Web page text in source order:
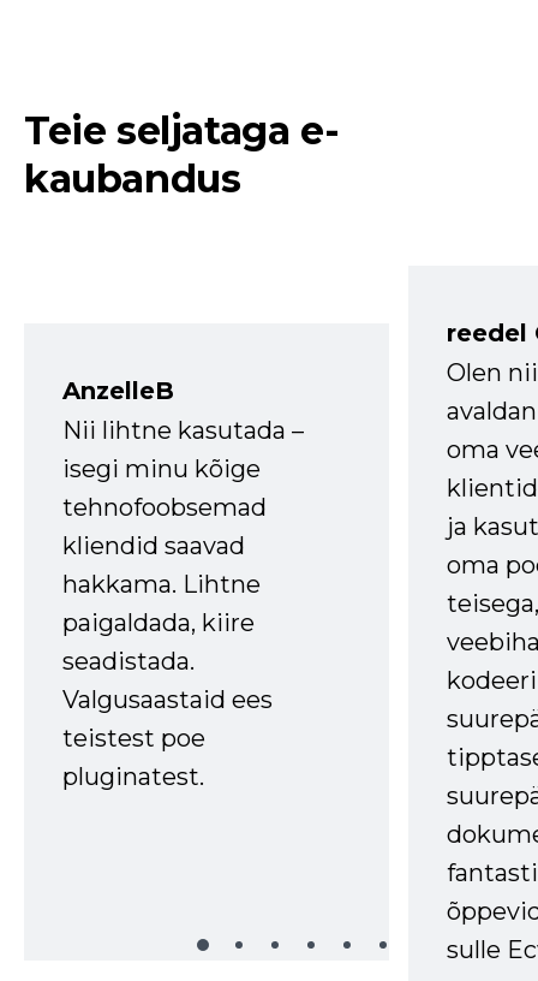
Teie seljataga e-
kaubandus
AnzelleB
Nii lihtne kasutada –
isegi minu kõige
tehnofoobsemad
kliendid saavad
hakkama. Lihtne
paigaldada, kiire
seadistada.
Valgusaastaid ees
teistest poe
pluginatest.
reedel
Olen
oma
ja
oma
sulle